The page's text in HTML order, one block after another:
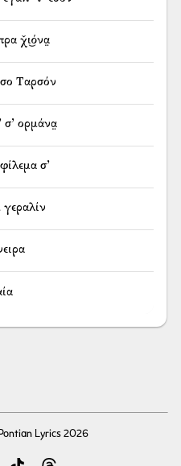
χ̌ι͜όνα̤
Ταρσόν
σ’ ορμάνα̤
σ’
γεραλίν
Pontian Lyrics 2026